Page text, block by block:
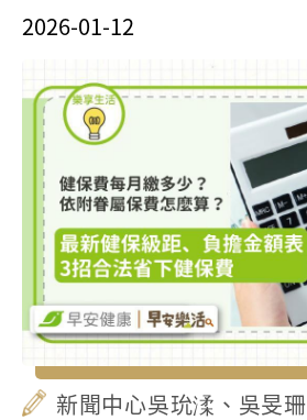
2026-01-12
新聞中心吳玧渘、吳旻珊